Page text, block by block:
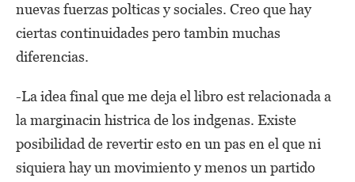
nuevas fuerzas polticas y sociales. Creo que hay
ciertas continuidades pero tambin muchas
diferencias.
-La idea final que me deja el libro est relacionada a
la marginacin histrica de los indgenas. Existe
posibilidad de revertir esto en un pas en el que ni
siquiera hay un movimiento y menos un partido